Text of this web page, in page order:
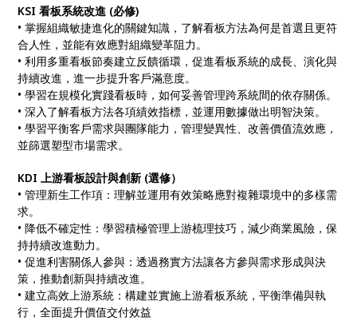
KSI 看板系統改進 (必修)
• 掌握組織敏捷進化的關鍵知識，了解看板方法為何是首選且更符
合人性，並能有效應對組織變革阻力。
• 利用多重看板節奏建立反饋循環，促進看板系統的成長、演化與
持續改進，進一步提升客戶滿意度。
• 學習在規模化實踐看板時，如何妥善管理跨系統間的依存關係。
• 深入了解看板方法各項績效指標，並運用數據做出明智決策。
• 學習平衡客戶需求與團隊能力，管理變異性、改善價值流效應，
並篩選塑型市場需求。
KDI 上游看板設計與創新 (選修）
• 管理新生工作項：理解並運用有效策略應對複雜環境中的多樣需
求。
• 降低不確定性：學習積極管理上游梳理技巧，減少商業風險，保
持持續改進動力。
• 促進利害關係人參與：透過務實方法讓各方參與需求形成與決
策，推動創新與持續改進。
• 建立高效上游系統：構建並實施上游看板系統，平衡準備與執
行，全面提升價值交付效益